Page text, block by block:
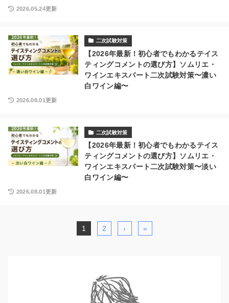
2026.05.24更新
二次試験対策
【2026年最新！初心者でもわかるテイス
ティングコメントの選び方】ソムリエ・
ワインエキスパート二次試験対策〜濃い
白ワイン編〜
2026.08.01更新
二次試験対策
【2026年最新！初心者でもわかるテイス
ティングコメントの選び方】ソムリエ・
ワインエキスパート二次試験対策〜淡い
白ワイン編〜
2026.08.01更新
1 2 › »